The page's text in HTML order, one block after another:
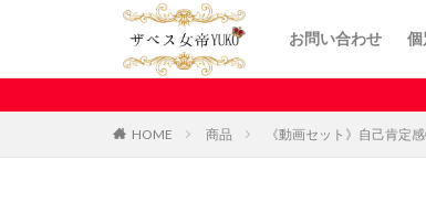
お問い合わせ 個
HOME 商品 《動画セット》自己肯定